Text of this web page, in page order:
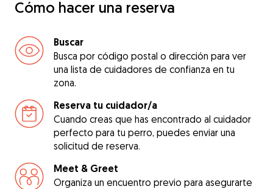
Cómo hacer una reserva
Buscar
Busca por código postal o dirección para ver
una lista de cuidadores de confianza en tu
zona.
Reserva tu cuidador/a
Cuando creas que has encontrado al cuidador
perfecto para tu perro, puedes enviar una
solicitud de reserva.
Meet & Greet
Organiza un encuentro previo para asegurarte